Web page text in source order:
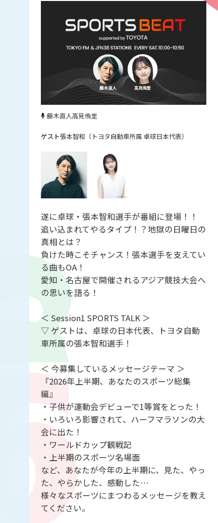
藤木直人高見侑里
張本智和（トヨタ自動車所属 卓球日本代表）
遂に卓球・張本智和選手が番組に登場！！
追い込まれてやるタイプ！？地獄の日曜日の
真相とは？
負けた時こそチャンス！張本選手を支えてい
る曲もOA！
愛知・名古屋で開催されるアジア競技大会へ
の思いを語る！
＜ Session1 SPORTS TALK ＞
▽ ゲストは、卓球の日本代表、トヨタ自動
車所属の張本智和選手！
＜ 今募集しているメッセージテーマ ＞
『2026年上半期、あなたのスポーツ総集
編』
・子供が運動会デビューで1等賞をとった！
・いろいろ影響されて、ハーフマラソンの大
会に出た！
・ワールドカップ観戦記
・上半期のスポーツ名場面
など、あなたが今年の上半期に、見た、やっ
た、やらかした、感動した…
様々なスポーツにまつわるメッセージを教え
てください。